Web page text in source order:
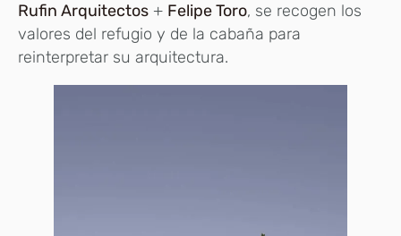
Rufin Arquitectos + Felipe Toro, se recogen los
valores del refugio y de la cabaña para
reinterpretar su arquitectura.